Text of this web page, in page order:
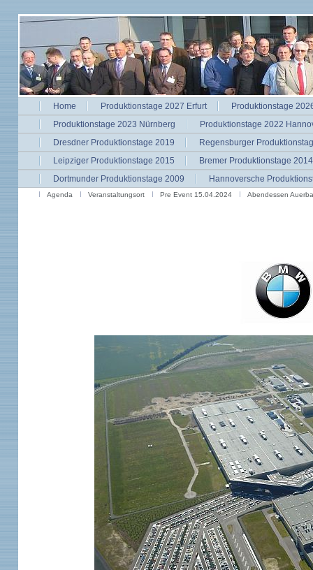
Home Produktionstage 2027 Erfurt
Produktionstage
Produktionstage 2023 Nürnberg
Produktionstage 2022
Dresdner Produktionstage 2019
Regensburger
Leipziger Produktionstage 2015
Bremer Produktionstage 2014
Dortmunder Produktionstage 2009
Hannoversche
Agenda Veranstaltungsort Pre Event 15.04.2024 Abendessen